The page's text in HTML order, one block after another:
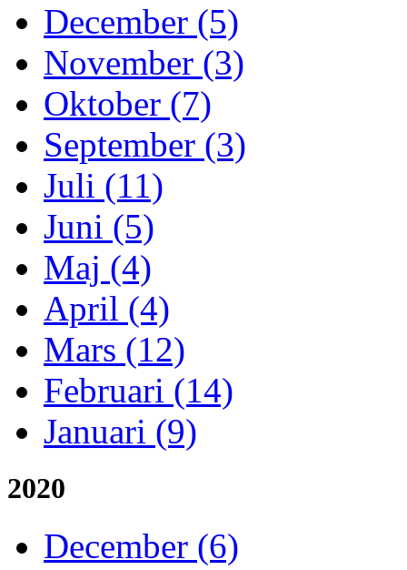
December (5)
November (3)
Oktober (7)
September (3)
Juli (11)
Juni (5)
Maj (4)
April (4)
Mars (12)
Februari (14)
Januari (9)
2020
December (6)